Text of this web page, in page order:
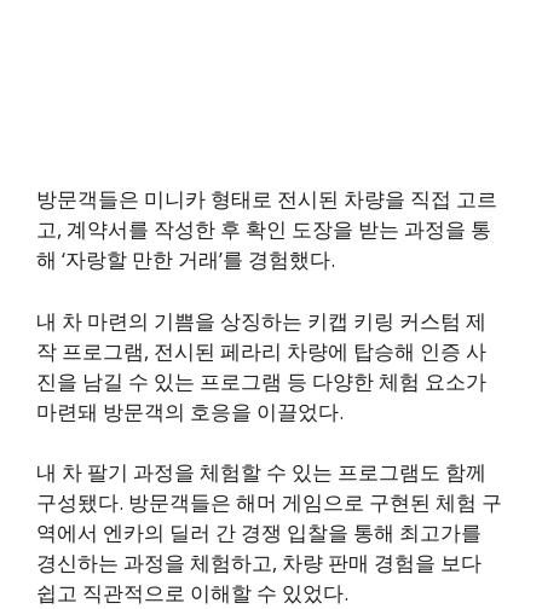
방문객들은 미니카 형태로 전시된 차량을 직접 고르
고, 계약서를 작성한 후 확인 도장을 받는 과정을 통
해 ‘자랑할 만한 거래’를 경험했다.
내 차 마련의 기쁨을 상징하는 키캡 키링 커스텀 제
작 프로그램, 전시된 페라리 차량에 탑승해 인증 사
진을 남길 수 있는 프로그램 등 다양한 체험 요소가
마련돼 방문객의 호응을 이끌었다.
내 차 팔기 과정을 체험할 수 있는 프로그램도 함께
구성됐다. 방문객들은 해머 게임으로 구현된 체험 구
역에서 엔카의 딜러 간 경쟁 입찰을 통해 최고가를
경신하는 과정을 체험하고, 차량 판매 경험을 보다
쉽고 직관적으로 이해할 수 있었다.